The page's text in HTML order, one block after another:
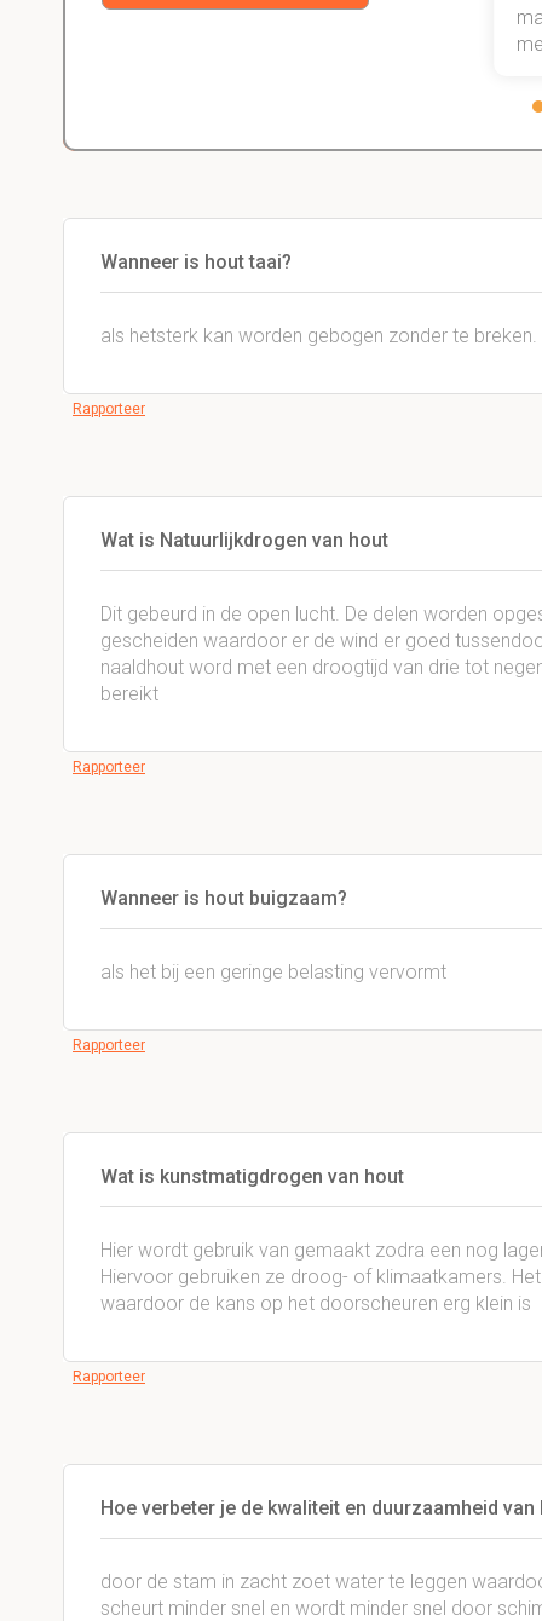
Wanneer is hout taai?
als hetsterk kan worden gebogen zonder te
Rapporteer
Wat is Natuurlijkdrogen van hout
Dit gebeurd in de open lucht. De delen worden
gescheiden waardoor er de wind er goed
naaldhout word met een droogtijd van drie tot
bereikt
Rapporteer
Wanneer is hout buigzaam?
als het bij een geringe belasting vervormt
Rapporteer
Wat is kunstmatigdrogen van hout
Hier wordt gebruik van gemaakt zodra een nog
Hiervoor gebruiken ze droog- of klimaatkamers.
waardoor de kans op het doorscheuren erg klein is
Rapporteer
Hoe verbeter je de kwaliteit en duurzaamheid van
door de stam in zacht zoet water te leggen
scheurt minder snel en wordt minder snel door